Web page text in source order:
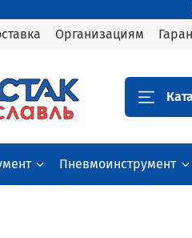
Организациям
Пневмоинструмент